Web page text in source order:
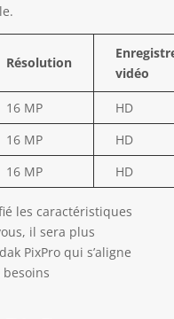
Résolution
vidéo
16 MP
HD
16 MP
HD
16 MP HD
les caractéristiques
il sera plus
PixPro qui s’aligne